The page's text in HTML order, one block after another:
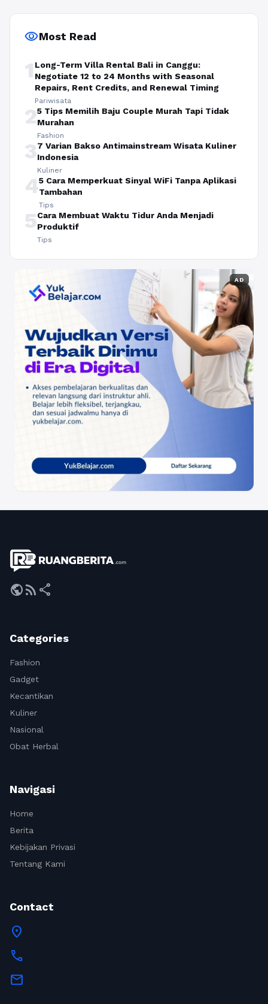
visibilityMost Read
1 Long-Term Villa Rental Bali in Canggu:
Negotiate 12 to 24 Months with Seasonal
Repairs, Rent Credits, and Renewal Timing
Pariwisata
25 Tips Memilih Baju Couple Murah Tapi Tidak
Murahan
Fashion
37 Varian Bakso Antimainstream Wisata Kuliner
Indonesia
Kuliner
45 Cara Memperkuat Sinyal WiFi Tanpa Aplikasi
Tambahan
Tips
5Cara Membuat Waktu Tidur Anda Menjadi
Produktif
Tips
AD
publicrss_feed share
Categories
Fashion
Gadget
Kecantikan
Kuliner
Nasional
Obat Herbal
Navigasi
Home
Berita
Kebijakan Privasi
Tentang Kami
Contact
location_on
call
mail